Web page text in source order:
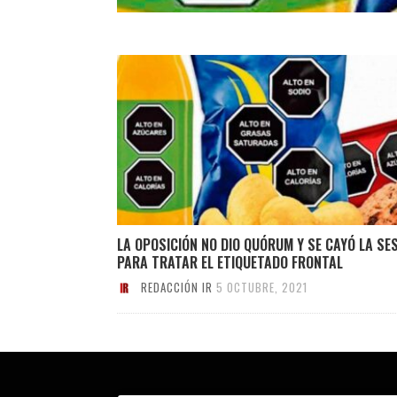
LA OPOSICIÓN NO DIO QUÓRUM Y SE CAYÓ LA
PARA TRATAR EL ETIQUETADO FRONTAL
REDACCIÓN IR 5 OCTUBRE, 2021